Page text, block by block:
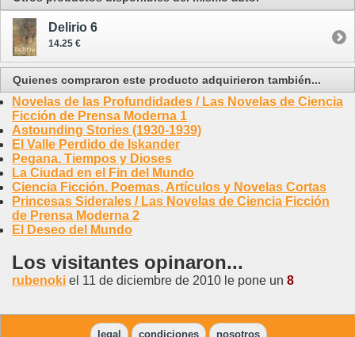
Delirio 6
14.25 €
Quienes compraron este producto adquirieron también...
Novelas de las Profundidades / Las Novelas de Ciencia
Ficción de Prensa Moderna 1
Astounding Stories (1930-1939)
El Valle Perdido de Iskander
Pegana. Tiempos y Dioses
La Ciudad en el Fin del Mundo
Ciencia Ficción. Poemas, Artículos y Novelas Cortas
Princesas Siderales / Las Novelas de Ciencia Ficción
de Prensa Moderna 2
El Deseo del Mundo
Los visitantes opinaron...
rubenoki el 11 de diciembre de 2010 le pone un 8
legal condiciones nosotros